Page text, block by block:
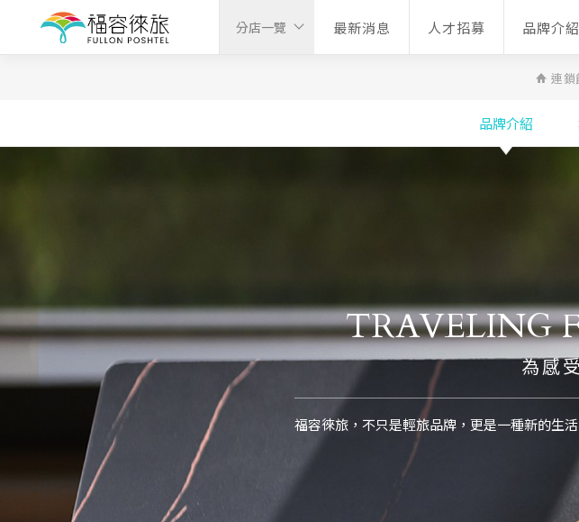
分店一覽 最新消息 人才招募 品牌介紹
連鎖
品牌介紹
TRAVELING
為感
福容徠旅，不只是輕旅品牌，更是一種新的生